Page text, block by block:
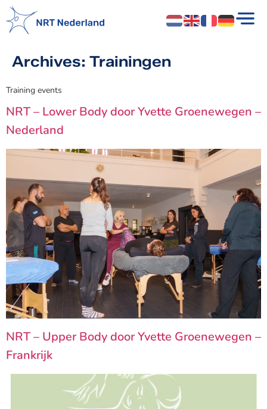
Archives: Trainingen
Training events
NRT – Lower Body door Yvette Groenewegen –
Nederland
NRT – Upper Body door Yvette Groenewegen –
Frankrijk